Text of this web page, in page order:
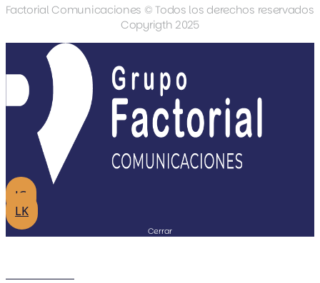
Factorial Comunicaciones © Todos los derechos reservados
Copyrigth 2025
IG
LK
Cerrar